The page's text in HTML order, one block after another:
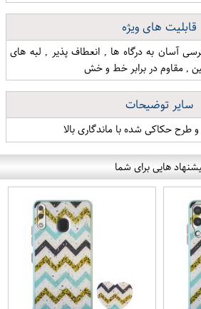
قابلیت های ویژه
آسان به درگاه ها , انعطاف پذیر , لبه های
, مقاوم در برابر خط و خش
سایر توضیحات
حکاکی شده با ماندگاری بالا
هایی برای شما